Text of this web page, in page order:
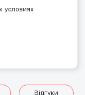
условиях
Відгуки